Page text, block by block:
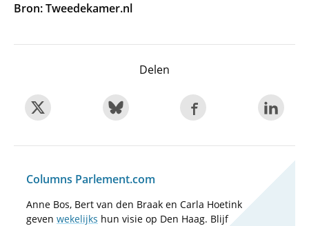
Bron: Tweedekamer.nl
Delen
Columns Parlement.com
Anne Bos, Bert van den Braak en Carla Hoetink
geven wekelijks hun visie op Den Haag. Blijf